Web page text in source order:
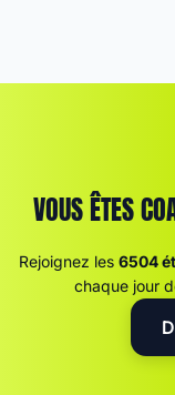
VOUS ÊTES
Rejoignez les 6504
chaque jour